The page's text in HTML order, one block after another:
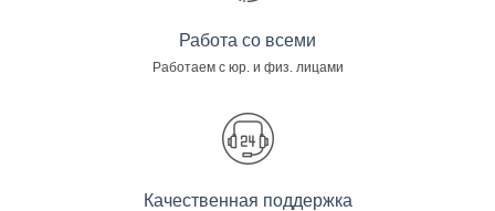
Работа со всеми
Работаем с юр. и физ. лицами
Качественная поддержка